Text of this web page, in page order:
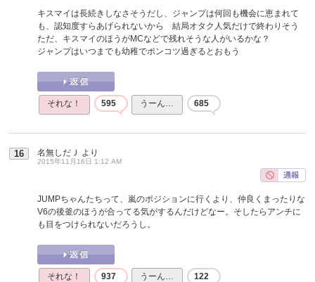
キスマイは長続きしなさそうだし、ジャンプは何回も機会に恵まれて
も、認知度すらあげられないから 結局オタク人気だけで終わりそう
ただ、キスマイのほうがMCなどで残れそうな人がいるかな？
ジャンプはいつまでも幼稚でポンコツ過ぎるとおもう
それな！ 595 うーん… 685
16 名無しだＪ より
2015年11月16日 1:12 AM
JUMPちゃんたちって、嵐のポジションに行くより、仲良くまったりな
V6の後釜のほうが合ってる気がするんだけどなー。そしたらアンチに
も目をつけられないだろうし。
それな！ 937 うーん… 122